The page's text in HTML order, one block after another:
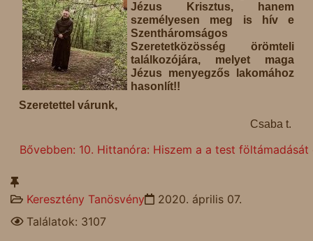
Jézus Krisztus, hanem
személyesen meg is hív e
Szentháromságos
Szeretetközösség örömteli
találkozójára, melyet maga
Jézus menyegzős lakomához
hasonlít!!
Szeretettel várunk,
Csaba t.
Bővebben: 10. Hittanóra: Hiszem a a test
Keresztény Tanösvény
2020. április 07.
Találatok: 3107